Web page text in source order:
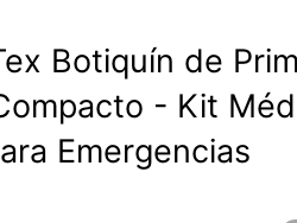
Botiquín de
- Kit
Emergencias